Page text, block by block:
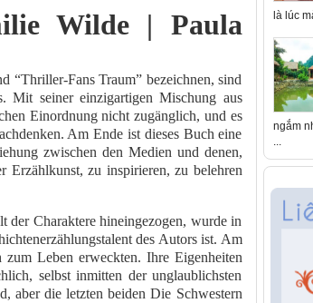
Wilde | Paula
“Thriller-Fans Traum” bezeichnen, sind
Mit seiner einzigartigen Mischung aus
Einordnung nicht zugänglich, und es
Am Ende ist dieses Buch eine
zwischen den Medien und denen,
zu inspirieren, zu belehren
der Charaktere hineingezogen, wurde in
des Autors ist. Am
Leben erweckten. Ihre Eigenheiten
selbst inmitten der unglaublichsten
aber die letzten beiden Die Schwestern
là lúc
ngắm
...